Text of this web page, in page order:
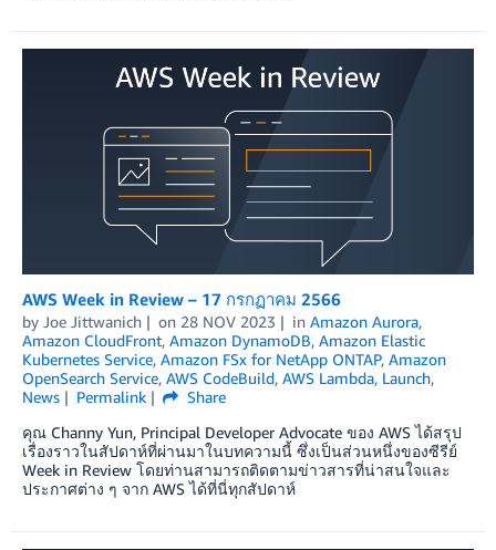
AWS Week in Review – 17 กรกฏาคม 2566
by Joe Jittwanich on 28 NOV 2023 in Amazon Aurora,
Amazon CloudFront, Amazon DynamoDB, Amazon Elastic
Kubernetes Service, Amazon FSx for NetApp ONTAP, Amazon
OpenSearch Service, AWS CodeBuild, AWS Lambda, Launch,
News
Permalink
Share
คุณ Channy Yun, Principal Developer Advocate ของ AWS ได้สรุป
เรื่องราวในสัปดาห์ที่ผ่านมาในบทความนี้ ซึ่งเป็นส่วนหนึ่งของซีรีย์
Week in Review โดยท่านสามารถติดตามข่าวสารที่น่าสนใจและ
ประกาศต่าง ๆ จาก AWS ได้ที่นี่ทุกสัปดาห์